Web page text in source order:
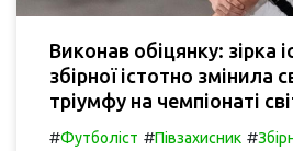
Виконав обіцянку: зірка
збірної істотно змінила
тріумфу на чемпіонаті
#Футболіст #Півзахисник #